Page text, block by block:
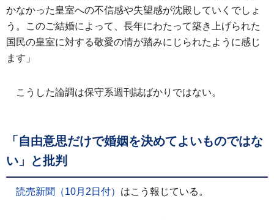
かなかった皇室への不信感や失望感が沈殿していくでしょ
う。このご結婚によって、長年にわたって築き上げられた
国民の皇室に対する敬愛の情が踏みにじられたように感じ
ます」
こうした論調は保守系週刊誌ばかりではない。
「自由意思だけで婚姻を決めてよいものではな
い」と批判
読売新聞（10月2日付） はこう報じている。